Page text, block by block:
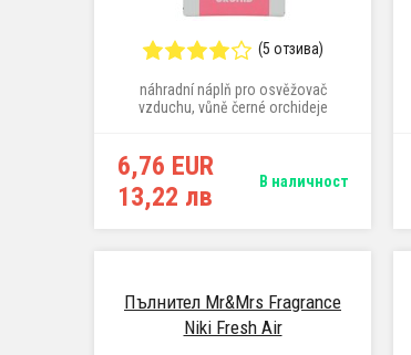
(5 отзива)
náhradní náplň pro osvěžovač
vzduchu, vůně černé orchideje
6,76 EUR
13,22 лв
В наличност
Пълнител Mr&Mrs Fragrance
Niki Fresh Air